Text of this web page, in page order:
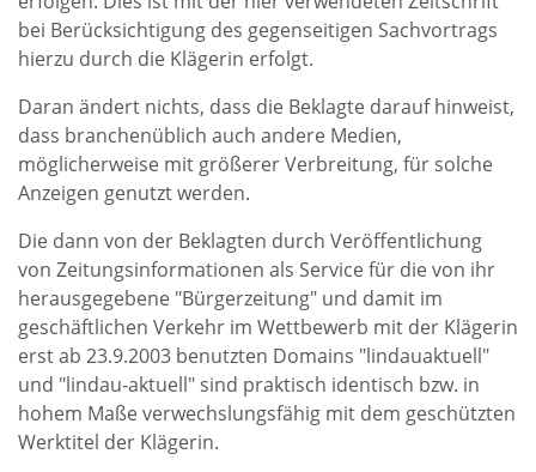
bei Berücksichtigung des gegenseitigen Sachvortrags
hierzu durch die Klägerin erfolgt.
Daran ändert nichts, dass die Beklagte darauf hinweist,
dass branchenüblich auch andere Medien,
möglicherweise mit größerer Verbreitung, für solche
Anzeigen genutzt werden.
Die dann von der Beklagten durch Veröffentlichung
von Zeitungsinformationen als Service für die von ihr
herausgegebene "Bürgerzeitung" und damit im
geschäftlichen Verkehr im Wettbewerb mit der Klägerin
erst ab 23.9.2003 benutzten Domains "lindauaktuell"
und "lindau-aktuell" sind praktisch identisch bzw. in
hohem Maße verwechslungsfähig mit dem geschützten
Werktitel der Klägerin.